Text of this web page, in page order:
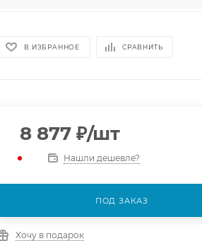
В ИЗБРАННОЕ СРАВНИТЬ
8 877 ₽/шт
Нашли дешевле?
ПОД ЗАКАЗ
Хочу в подарок